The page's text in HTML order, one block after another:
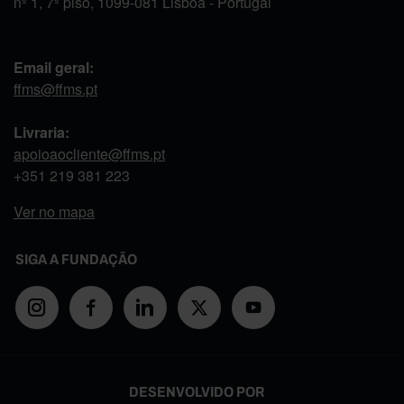
Email geral:
ffms@ffms.pt
Livraria:
apoioaocliente@ffms.pt
+351 219 381 223
Ver no mapa
SIGA A FUNDAÇÃO
DESENVOLVIDO POR